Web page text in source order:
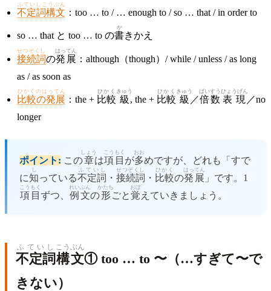
不定詞構文
ふていしこうぶん
：too … to / … enough to / so … that / in order to
so … that と too … to の書
か
きかえ
接続詞
せつぞくし
の発展
はってん
：although（though）/ while / unless / as long
as / as soon as
比較の発展
ひかくのはってん
：the + 比較
ひかく
級
きゅう
, the + 比較
ひかく
級
きゅう
／倍数
ばいすう
表現
ひょうげん
／no
longer
ポイント: この章
しょう
は項目
こうもく
が多
おお
めですが、どれも「すで
に知
し
っている不定詞
ふていし
・ 接続詞
せつぞくし
・ 比較
ひかく
の発展
はってん
」です。1
項目
こうもく
ずつ、 例文
れいぶん
の形
かたち
ごと覚
おぼ
えていきましょう。
不定詞
ふていし
構文
こうぶん
① too … to 〜（…すぎて〜で
きない）